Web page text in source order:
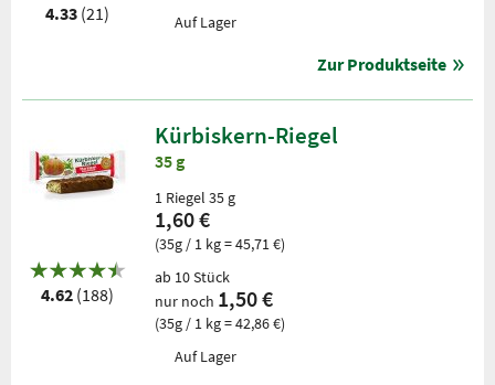
4.33 (21)
Auf Lager
Zur Produktseite
4.62 (188)
Kürbiskern-Riegel
35 g
1 Riegel 35 g
1,60 €
(35g / 1 kg = 45,71 €)
ab 10 Stück
nur noch 1,50 €
(35g / 1 kg = 42,86 €)
Auf Lager